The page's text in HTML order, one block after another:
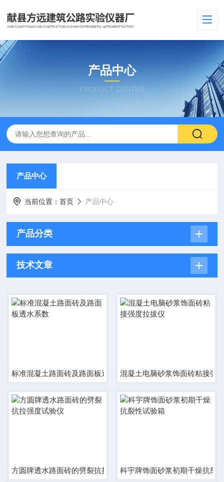
产品中心
PRODUCT CENTER
产品中心
当前位置：首页 产品中心
产品分类
技术文章
标准混凝土路面砖及路面板透水系数混凝土电脑砂浆饰面砖粘接强
方圆牌透水路面砖的劈裂抗拉强度试验仪科宇牌饰面砂浆初期干燥抗裂